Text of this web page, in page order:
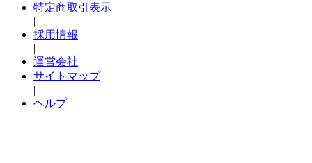
特定商取引表示
|
採用情報
|
運営会社
サイトマップ
|
ヘルプ